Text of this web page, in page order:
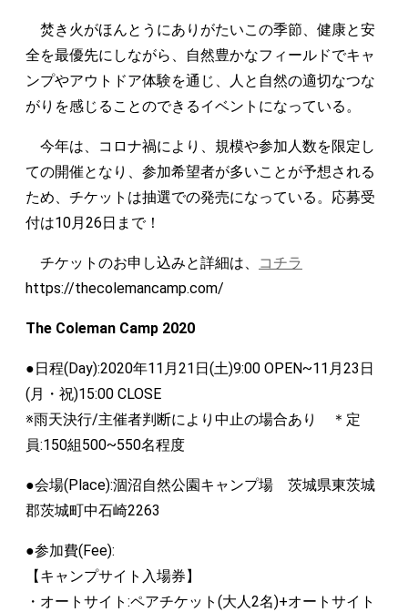
焚き火がほんとうにありがたいこの季節、健康と安
全を最優先にしながら、自然豊かなフィールドでキャ
ンプやアウトドア体験を通じ、人と自然の適切なつな
がりを感じることのできるイベントになっている。
今年は、コロナ禍により、規模や参加人数を限定し
ての開催となり、参加希望者が多いことが予想される
ため、チケットは抽選での発売になっている。応募受
付は10月26日まで！
チケットのお申し込みと詳細は、
コチラ
https://thecolemancamp.com/
The Coleman Camp 2020
●日程(Day):2020年11月21日(土)9:00 OPEN~11月23日
(月・祝)15:00 CLOSE
※雨天決行/主催者判断により中止の場合あり ＊定
員:150組500~550名程度
●会場(Place):涸沼自然公園キャンプ場 茨城県東茨城
郡茨城町中石崎2263
●参加費(Fee):
【キャンプサイト入場券】
・オートサイト:ペアチケット(大人2名)+オートサイト